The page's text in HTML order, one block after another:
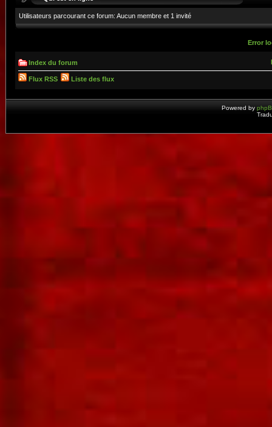
Utilisateurs parcourant ce forum: Aucun membre et 1 invité
Error
Index du forum
Flux RSS Liste des flux
Powered by